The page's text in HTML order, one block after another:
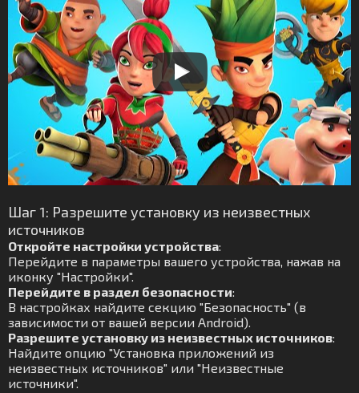
Шаг 1: Разрешите установку из неизвестных
источников
Откройте настройки устройства:
Перейдите в параметры вашего устройства, нажав на
иконку "Настройки".
Перейдите в раздел безопасности:
В настройках найдите секцию "Безопасность" (в
зависимости от вашей версии Android).
Разрешите установку из неизвестных источников:
Найдите опцию "Установка приложений из
неизвестных источников" или "Неизвестные
источники".